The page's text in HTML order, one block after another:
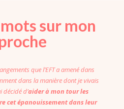
sur mon
que l’EFT a amené dans
dans la manière dont je vivais
décidé d’aider à mon tour les
cet épanouissement dans leur